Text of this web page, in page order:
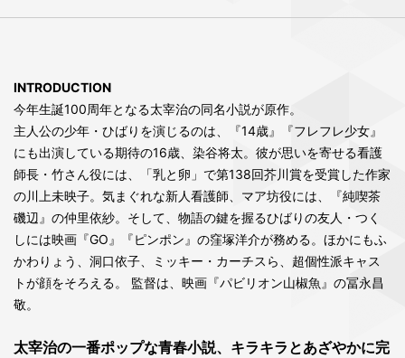
INTRODUCTION
今年生誕100周年となる太宰治の同名小説が原作。
主人公の少年・ひばりを演じるのは、『14歳』『フレフレ少女』
にも出演している期待の16歳、染谷将太。彼が思いを寄せる看護
師長・竹さん役には、「乳と卵」で第138回芥川賞を受賞した作家
の川上未映子。気まぐれな新人看護師、マア坊役には、『純喫茶
磯辺』の仲里依紗。そして、物語の鍵を握るひばりの友人・つく
しには映画『GO』『ピンポン』の窪塚洋介が務める。ほかにもふ
かわりょう、洞口依子、ミッキー・カーチスら、超個性派キャス
トが顔をそろえる。 監督は、映画『パビリオン山椒魚』の冨永昌
敬。
太宰治の一番ポップな青春小説、キラキラとあざやかに完